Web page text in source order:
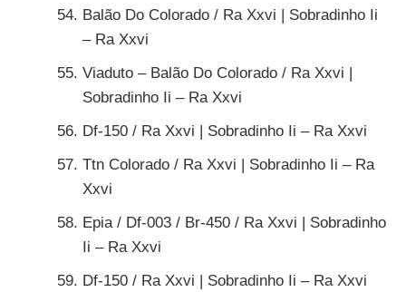
Balão Do Colorado / Ra Xxvi | Sobradinho Ii
– Ra Xxvi
Viaduto – Balão Do Colorado / Ra Xxvi |
Sobradinho Ii – Ra Xxvi
Df-150 / Ra Xxvi | Sobradinho Ii – Ra Xxvi
Ttn Colorado / Ra Xxvi | Sobradinho Ii – Ra
Xxvi
Epia / Df-003 / Br-450 / Ra Xxvi | Sobradinho
Ii – Ra Xxvi
Df-150 / Ra Xxvi | Sobradinho Ii – Ra Xxvi